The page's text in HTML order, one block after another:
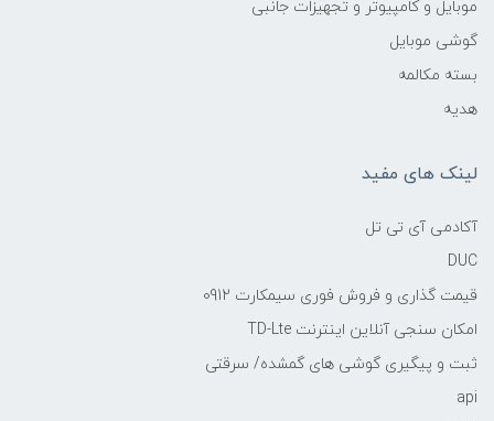
موبایل و کامپیوتر و تجهیزات جانبی
گوشی موبایل
بسته مکالمه
هدیه
لینک های مفید
آکادمی آی تی تل
DUC
قیمت گذاری و فروش فوری سیمکارت 0912
امکان سنجی آنلاین اینترنت TD-Lte
ثبت و پیگیری گوشی های گمشده/ سرقتی
api